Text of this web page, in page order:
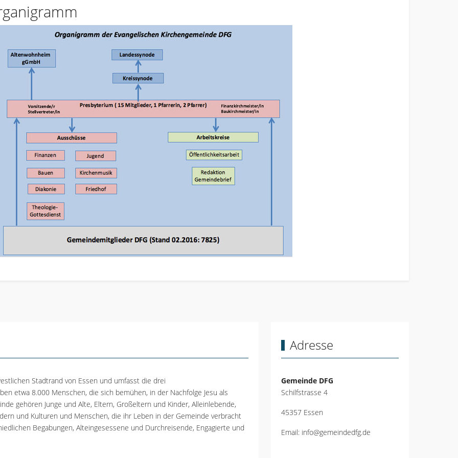
Stadtrand von Essen und umfasst die drei
etwa 8.000 Menschen, die sich bemühen, in der Nachfolge Jesu als
gehören Junge und Alte, Eltern, Großeltern und Kinder, Alleinlebende,
und Kulturen und Menschen, die ihr Leben in der Gemeinde verbracht
Begabungen, Alteingesessene und Durchreisende, Engagierte und
Adresse
Gemeinde DFG
Schilfstrasse 4
45357 Essen
Email: info@gemeindedfg.de